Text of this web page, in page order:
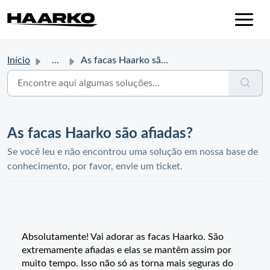
Início ... As facas Haarko são afiadas?
As facas Haarko são afiadas?
Se você leu e não encontrou uma solução em nossa base de
conhecimento, por favor, envie um ticket.
Absolutamente! Vai adorar as facas Haarko. São
extremamente afiadas e elas se mantêm assim por
muito tempo. Isso não só as torna mais seguras do